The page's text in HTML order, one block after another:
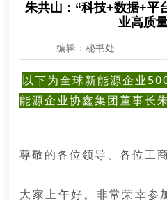
朱共山：“科技+数据+平
业高质
编辑：秘书处
以下为全球新能源企业
能源企业协鑫集团董事长
尊敬的各位领导、各位工
大家上午好。非常荣幸参